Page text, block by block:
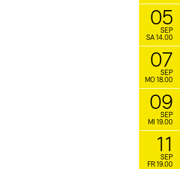
05
SEP
SA 14.00
07
SEP
MO 18.00
09
SEP
MI 19.00
11
SEP
FR 19.00